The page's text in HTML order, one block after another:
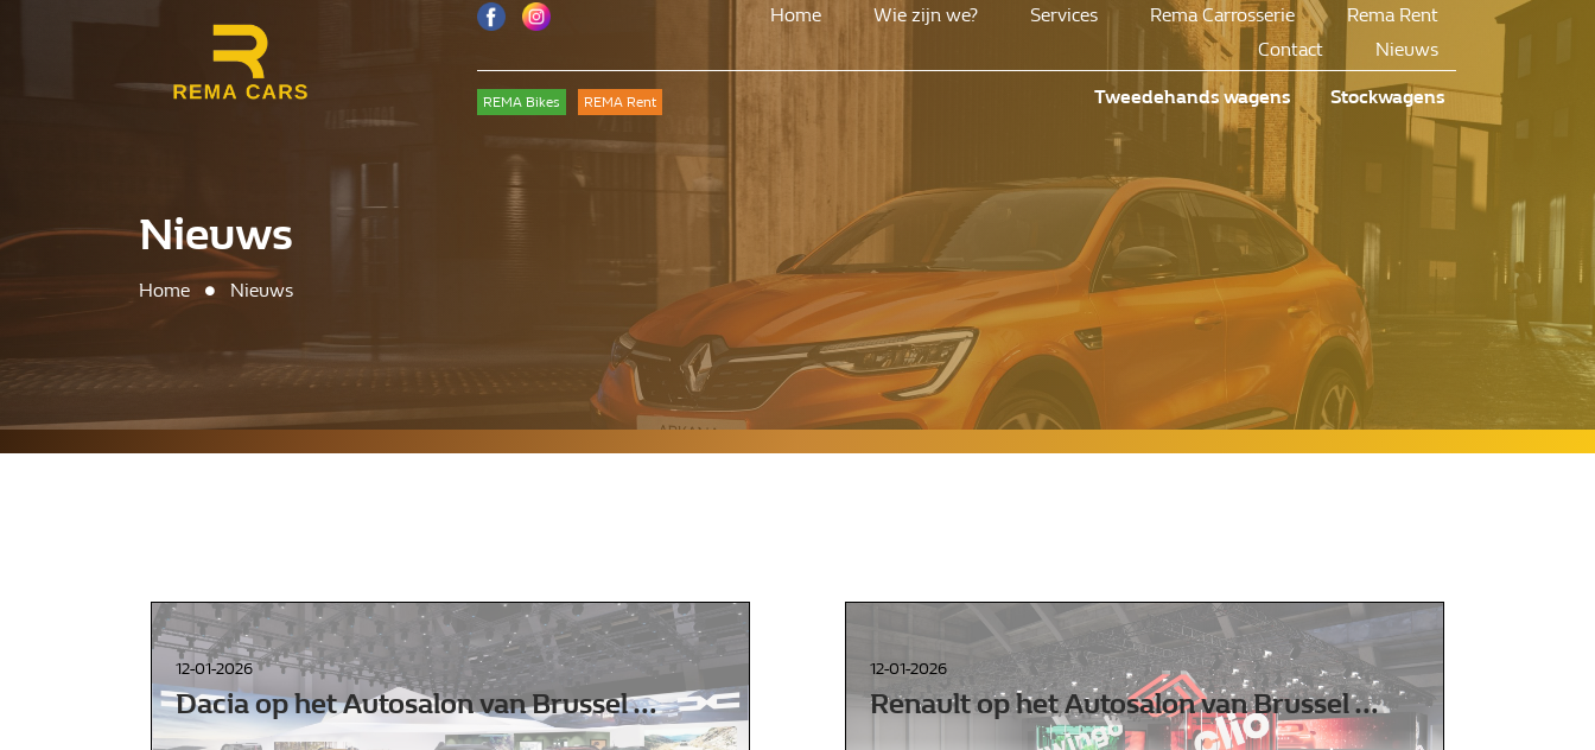
Home Wie zijn we? Services Rema Carrosserie
Rema Rent
Contact
Nieuws
REMA Bikes REMA Rent Tweedehands wagens Stockwagens
Nieuws
Home Nieuws
12-01-2026
Dacia op het Autosalon van Brussel…
12-01-2026
Renault op het Autosalon van Brussel…